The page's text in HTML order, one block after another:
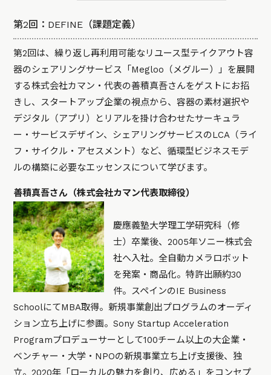
第2回：DEFINE（課題定義）
第2回は、繰り返し再利用可能なリユース型テイクアウト容
器のシェアリングサービス「Megloo（メグルー）」を展開
する株式会社カマン・代表の善積真吾さんをゲストにお招
きし、スタートアップ企業の視点から、容器の素材選択や
デジタル（アプリ）とリアルを掛け合わせたサーキュラ
ー・サービスデザイン、シェアリングサービスのLCA（ライ
フ・サイクル・アセスメント）など、循環型ビジネスモデ
ルの構築に必要なエッセンスについて学びます。
善積真吾さん（株式会社カマン代表取締役）
慶應義塾大学理工学研究科（修
士）卒業後、2005年ソニー株式会
社へ入社。全自動カメラロボット
を発案・商品化。特許出願約30
件。スペインのIE Business
SchoolにてMBA取得。新規事業創出プログラムのオーディ
ション立ち上げに参画。Sony Startup Acceleration
Programプロデューサーとして100チーム以上の大企業・
ベンチャー・大学・NPOの新規事業立ち上げ支援後、独
立。2020年「ローカルの魅力を創り、広める」をコンセプ